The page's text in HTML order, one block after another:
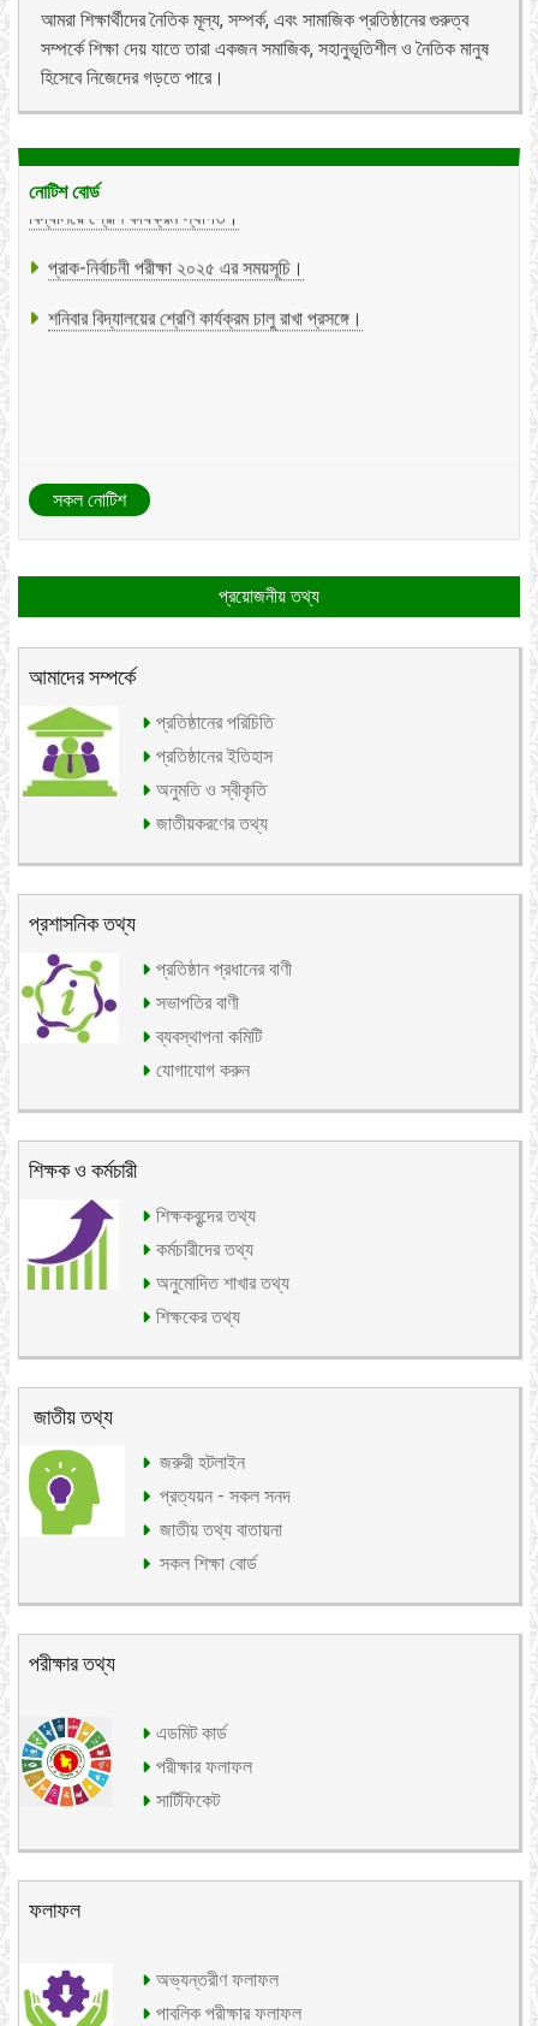
আমরা শিক্ষার্থীদের নৈতিক মূল্য, সম্পর্ক, এবং সামাজিক প্রতিষ্ঠানের গুরুত্ব
সম্পর্কে শিক্ষা দেয় যাতে তারা একজন সমাজিক, সহানুভূতিশীল ও নৈতিক মানুষ
হিসেবে নিজেদের গড়তে পারে।
নোটিশ বোর্ড
বিদ্যালয়ে শ্রেণি কার্যক্রম স্থগিত।
প্রাক-নির্বাচনী পরীক্ষা ২০২৫ এর সময়সূচি।
শনিবার বিদ্যালয়ের শ্রেণি কার্যক্রম চালু রাখা প্রসঙ্গে।
সকল নোটিশ
প্রয়োজনীয় তথ্য
আমাদের সম্পর্কে
প্রতিষ্ঠানের পরিচিতি
প্রতিষ্ঠানের ইতিহাস
অনুমতি ও স্বীকৃতি
জাতীয়করণের তথ্য
প্রশাসনিক তথ্য
প্রতিষ্ঠান প্রধানের বাণী
সভাপতির বাণী
ব্যবস্থাপনা কমিটি
যোগাযোগ করুন
শিক্ষক ও কর্মচারী
শিক্ষকবৃন্দের তথ্য
কর্মচারীদের তথ্য
অনুমোদিত শাখার তথ্য
শিক্ষকের তথ্য
জাতীয় তথ্য
জরুরী হটলাইন
প্রত্যয়ন - সকল সনদ
জাতীয় তথ্য বাতায়না
সকল শিক্ষা বোর্ড
পরীক্ষার তথ্য
এডমিট কার্ড
পরীক্ষার ফলাফল
সার্টিফিকেট
ফলাফল
অভ্যন্তরীণ ফলাফল
পাবলিক পরীক্ষার ফলাফল